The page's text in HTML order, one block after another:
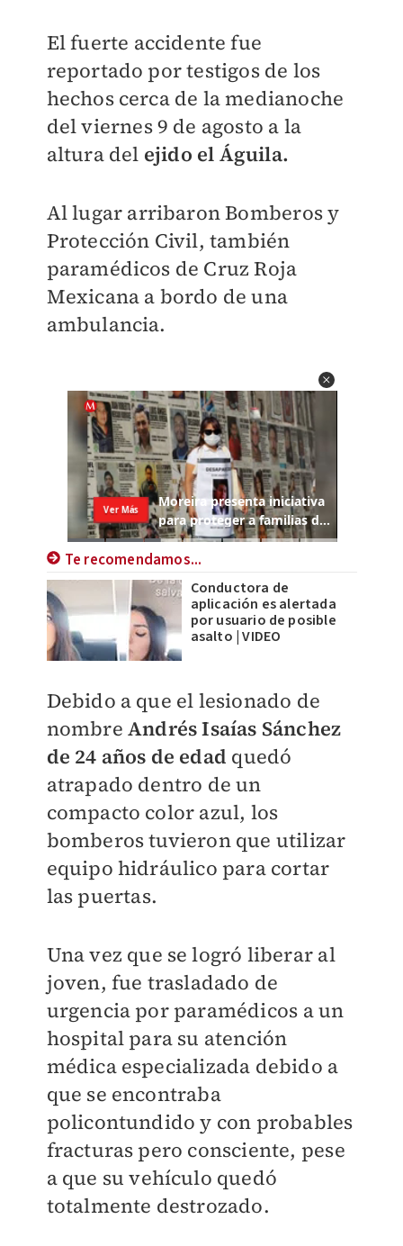
El fuerte accidente fue
reportado por testigos de los
hechos cerca de la medianoche
del viernes 9 de agosto a la
altura del ejido el Águila.
Al lugar arribaron Bomberos y
Protección Civil, también
paramédicos de Cruz Roja
Mexicana a bordo de una
ambulancia.
Te recomendamos...
Conductora de
aplicación es alertada
por usuario de posible
asalto | VIDEO
Debido a que el lesionado de
nombre Andrés Isaías Sánchez
de 24 años de edad quedó
atrapado dentro de un
compacto color azul, los
bomberos tuvieron que utilizar
equipo hidráulico para cortar
las puertas.
Una vez que se logró liberar al
joven, fue trasladado de
urgencia por paramédicos a un
hospital para su atención
médica especializada debido a
que se encontraba
policontundido y con probables
fracturas pero consciente, pese
a que su vehículo quedó
totalmente destrozado.